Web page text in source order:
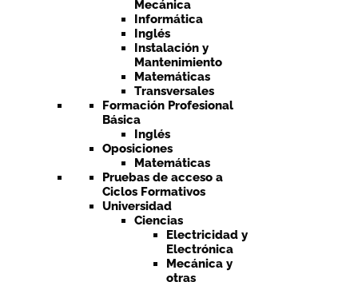
Mecánica
Informática
Inglés
Instalación y
Mantenimiento
Matemáticas
Transversales
Formación Profesional
Básica
Inglés
Oposiciones
Matemáticas
Pruebas de acceso a
Ciclos Formativos
Universidad
Ciencias
Electricidad y
Electrónica
Mecánica y
otras